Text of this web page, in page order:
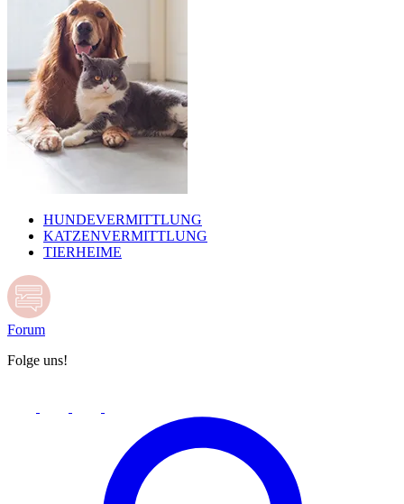
HUNDEVERMITTLUNG
KATZENVERMITTLUNG
TIERHEIME
Forum
Folge uns!